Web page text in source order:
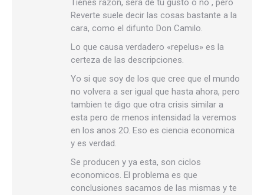
Tienes razon, sera de tu gusto o no , pero
Reverte suele decir las cosas bastante a la
cara, como el difunto Don Camilo.
Lo que causa verdadero «repelus» es la
certeza de las descripciones.
Yo si que soy de los que cree que el mundo
no volvera a ser igual que hasta ahora, pero
tambien te digo que otra crisis similar a
esta pero de menos intensidad la veremos
en los anos 2O. Eso es ciencia economica
y es verdad.
Se producen y ya esta, son ciclos
economicos. El problema es que
conclusiones sacamos de las mismas y te